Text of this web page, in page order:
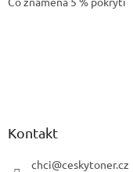
Kontakt
chci@ceskytoner.cz